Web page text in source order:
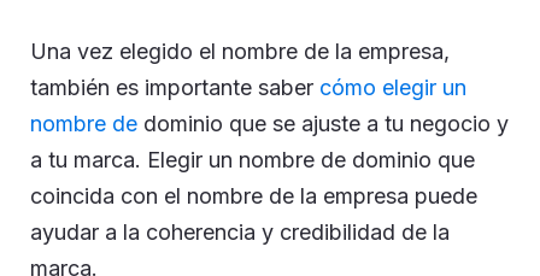
Una vez elegido el nombre de la empresa,
también es importante saber cómo elegir un
nombre de dominio que se ajuste a tu negocio y
a tu marca. Elegir un nombre de dominio que
coincida con el nombre de la empresa puede
ayudar a la coherencia y credibilidad de la
marca.